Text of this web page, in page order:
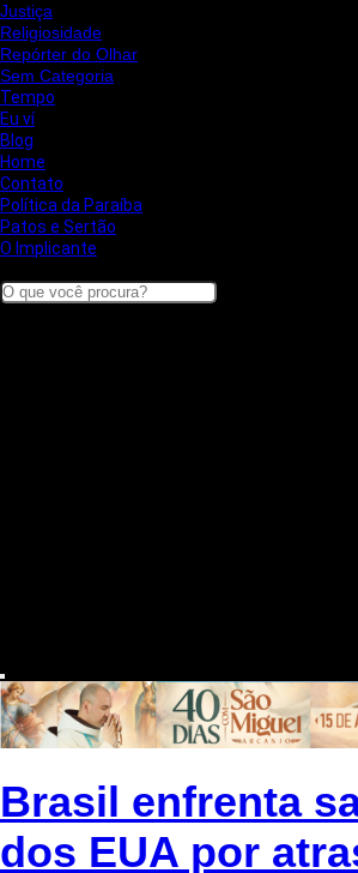
Justiça
Religiosidade
Repórter do Olhar
Sem Categoria
Tempo
Eu ví
Blog
Home
Contato
Política da Paraíba
Patos e Sertão
O Implicante
Brasil enfrenta
dos EUA por